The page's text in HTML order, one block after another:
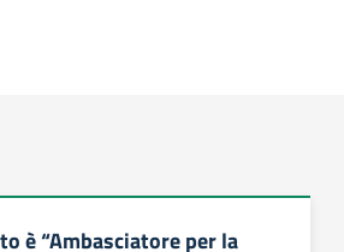
è “Ambasciatore per la